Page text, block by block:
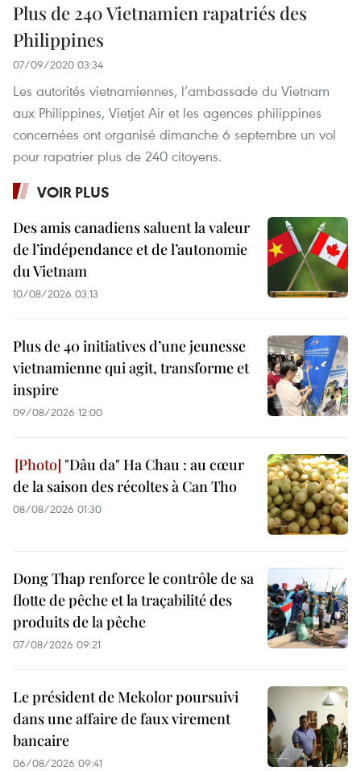
Plus de 240 Vietnamien rapatriés des
Philippines
07/09/2020 03:34
Les autorités vietnamiennes, l’ambassade du Vietnam
aux Philippines, Vietjet Air et les agences philippines
concernées ont organisé dimanche 6 septembre un vol
pour rapatrier plus de 240 citoyens.
VOIR PLUS
Des amis canadiens saluent la valeur
de l’indépendance et de l’autonomie
du Vietnam
10/08/2026 03:13
Plus de 40 initiatives d’une jeunesse
vietnamienne qui agit, transforme et
inspire
09/08/2026 12:00
"Dâu da" Ha Chau : au cœur
de la saison des récoltes à Can Tho
08/08/2026 01:30
Dong Thap renforce le contrôle de sa
flotte de pêche et la traçabilité des
produits de la pêche
07/08/2026 09:21
Le président de Mekolor poursuivi
dans une affaire de faux virement
bancaire
06/08/2026 09:41